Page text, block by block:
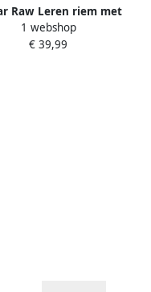
Raw Leren riem met
model
'CROTONE'
1 webshop
€ 39,99